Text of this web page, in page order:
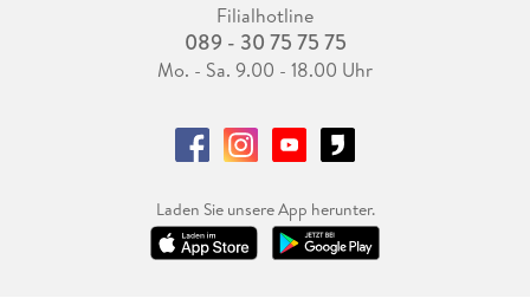
Filialhotline
089 - 30 75 75 75
Mo. - Sa. 9.00 - 18.00 Uhr
Laden Sie unsere App herunter.